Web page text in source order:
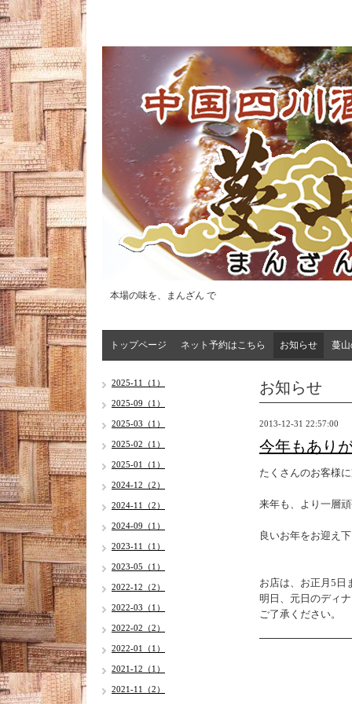
本場の味を、まんざん で
トップページ ネット予約はこちら お知らせ 蔓
お知らせ
2013-12-31 22:57:00
今年もあり
たくさんのお客様
来年も、より一層
良いお年をお迎え
お店は、お正月5日
明日、元日のディ
ご了承ください。
2025-11（1）
2025-09（1）
2025-03（1）
2025-02（1）
2025-01（1）
2024-12（2）
2024-11（2）
2024-09（1）
2023-11（1）
2023-05（1）
2022-12（2）
2022-03（1）
2022-02（2）
2022-01（1）
2021-12（1）
2021-11（2）